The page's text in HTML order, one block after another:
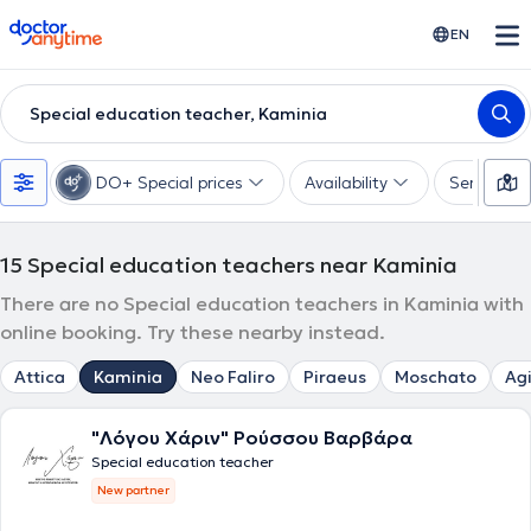
doctoranytime EN
Special education teacher, Kaminia
DO+ Special prices Availability Services
15 Special education teachers near Kaminia
There are no Special education teachers in Kaminia with
online booking. Try these nearby instead.
Attica Kaminia Neo Faliro Piraeus Moschato
"Λόγου Χάριν" Ρούσσου Βαρβάρα
Special education teacher
New partner